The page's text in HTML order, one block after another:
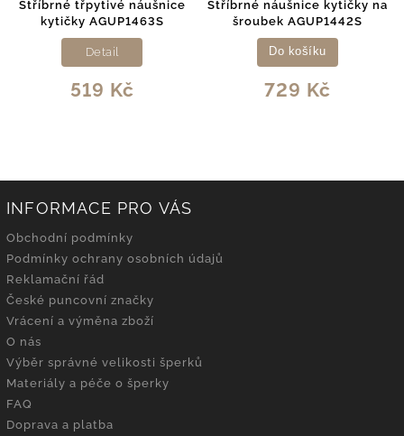
Stříbrné třpytivé náušnice
kytičky AGUP1463S
519 Kč
Detail
Stříbrné náušnice kytičky na
šroubek AGUP1442S
729 Kč
Do košíku
INFORMACE PRO VÁS
Obchodní podmínky
Podmínky ochrany osobních údajů
Reklamační řád
České puncovní značky
Vrácení a výměna zboží
O nás
Výběr správné velikosti šperků
Materiály a péče o šperky
FAQ
Doprava a platba